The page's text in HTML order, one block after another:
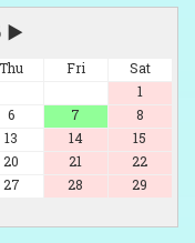
▶
Thu Fri
Sat
1
6 7
8
13 14
15
20 21
22
27 28
29